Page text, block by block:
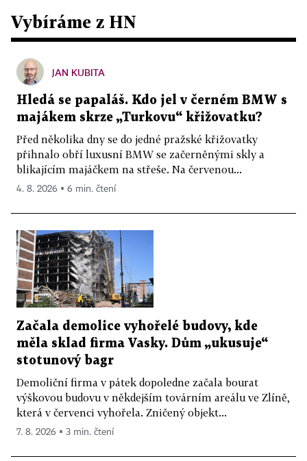
Vybíráme z HN
JAN KUBITA
Hledá se papaláš. Kdo jel v černém BMW s
majákem skrze „Turkovu“ křižovatku?
Před několika dny se do jedné pražské křižovatky
přihnalo obří luxusní BMW se začerněnými skly a
blikajícím majáčkem na střeše. Na červenou...
4. 8. 2026 ▪ 6 min. čtení
Začala demolice vyhořelé budovy, kde
měla sklad firma Vasky. Dům „ukusuje“
stotunový bagr
Demoliční firma v pátek dopoledne začala bourat
výškovou budovu v někdejším továrním areálu ve Zlíně,
která v červenci vyhořela. Zničený objekt...
7. 8. 2026 ▪ 3 min. čtení